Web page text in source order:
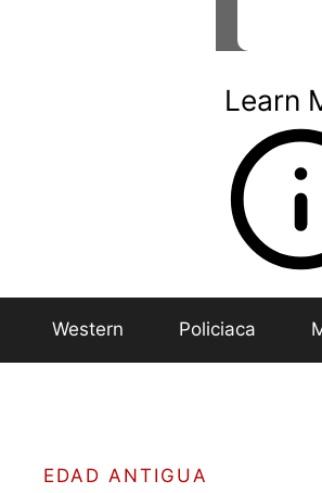
Learn
Western Policiaca
EDAD ANTIGUA